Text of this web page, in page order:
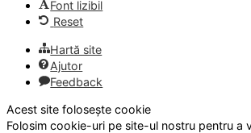
Font lizibil
Reset
Hartă site
Ajutor
Feedback
Acest site folosește cookie
Folosim cookie-uri pe site-ul nostru pentru a